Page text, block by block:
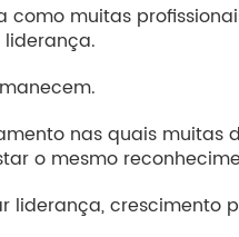
muitas
nas quais
o mesmo
crescimento